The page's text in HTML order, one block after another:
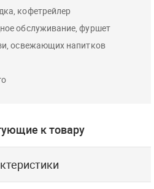
кофетрейлер
обслуживание, фуршет
освежающих напитков
к товару